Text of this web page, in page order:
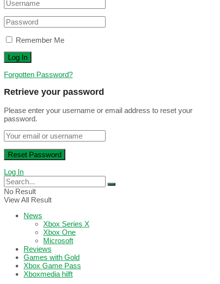
Remember Me
Forgotten Password?
Retrieve your password
Please enter your username or email address to reset your
password.
Log In
No Result
View All Result
News
Xbox Series X
Xbox One
Microsoft
Reviews
Games with Gold
Xbox Game Pass
Xboxmedia hilft